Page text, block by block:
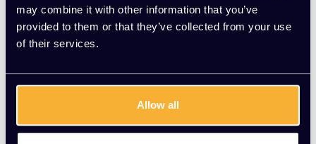
may combine it with other information that you’ve
provided to them or that they’ve collected from your use
of their services.
Allow all
Gratis montage
Vrijblijvende offerte
Wat onze klanten zeggen